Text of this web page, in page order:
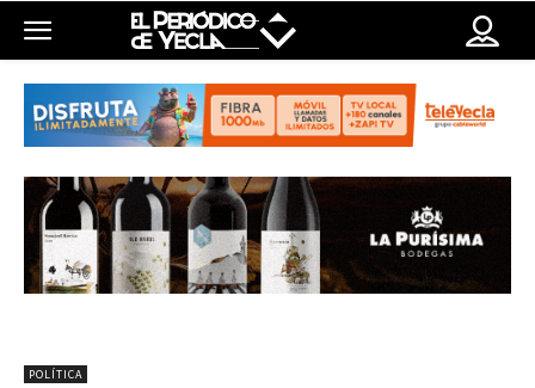
POLÍTICA